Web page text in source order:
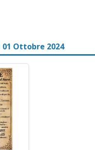
Ottobre 2024